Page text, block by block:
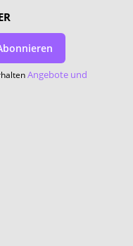
Angebote und